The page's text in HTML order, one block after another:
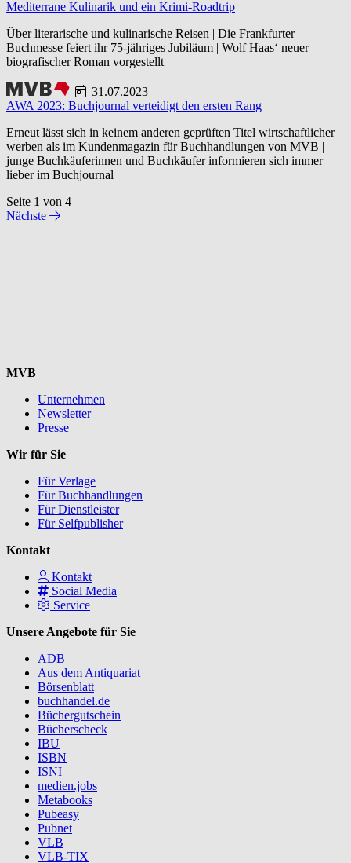
Mediterrane Kulinarik und ein Krimi-Roadtrip
Über literarische und kulinarische Reisen | Die Frankfurter
Buchmesse feiert ihr 75-jähriges Jubiläum | Wolf Haas‘ neuer
biografischer Roman vorgestellt
31.07.2023
AWA 2023: Buchjournal verteidigt den ersten Rang
Erneut lässt sich in keinem anderen geprüften Titel wirtschaftlicher
werben als im Kundenmagazin für Buchhandlungen von MVB |
junge Buchkäuferinnen und Buchkäufer informieren sich immer
lieber im Buchjournal
Seite 1 von 4
Nächste
MVB
Unternehmen
Newsletter
Presse
Wir für Sie
Für Verlage
Für Buchhandlungen
Für Dienstleister
Für Selfpublisher
Kontakt
Kontakt
Social Media
Service
Unsere Angebote für Sie
ADB
Aus dem Antiquariat
Börsenblatt
buchhandel.de
Büchergutschein
Bücherscheck
IBU
ISBN
ISNI
medien.jobs
Metabooks
Pubeasy
Pubnet
VLB
VLB-TIX